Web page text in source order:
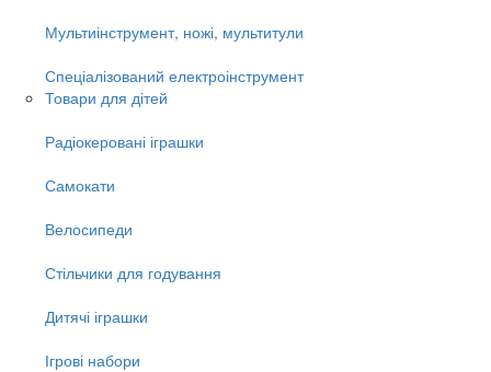
Мультиінструмент, ножі, мультитули
Спеціалізований електроінструмент
Товари для дітей
Радіокеровані іграшки
Самокати
Велосипеди
Стільчики для годування
Дитячі іграшки
Ігрові набори